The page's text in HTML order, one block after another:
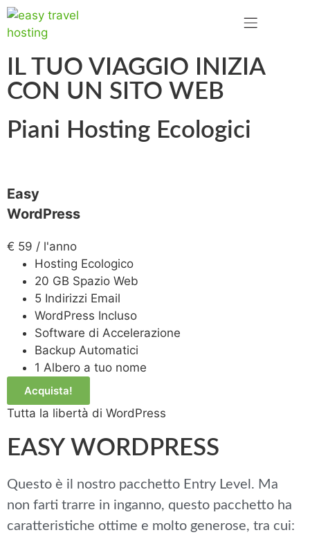
IL TUO VIAGGIO INIZIA
CON UN SITO WEB
Piani Hosting Ecologici
Easy
WordPress
€ 59 / l'anno
Hosting Ecologico
20 GB Spazio Web
5 Indirizzi Email
WordPress Incluso
Software di Accelerazione
Backup Automatici
1 Albero a tuo nome
Acquista!
Tutta la libertà di WordPress
EASY WORDPRESS
Questo è il nostro pacchetto Entry Level. Ma
non farti trarre in inganno, questo pacchetto ha
caratteristiche ottime e molto generose, tra cui: